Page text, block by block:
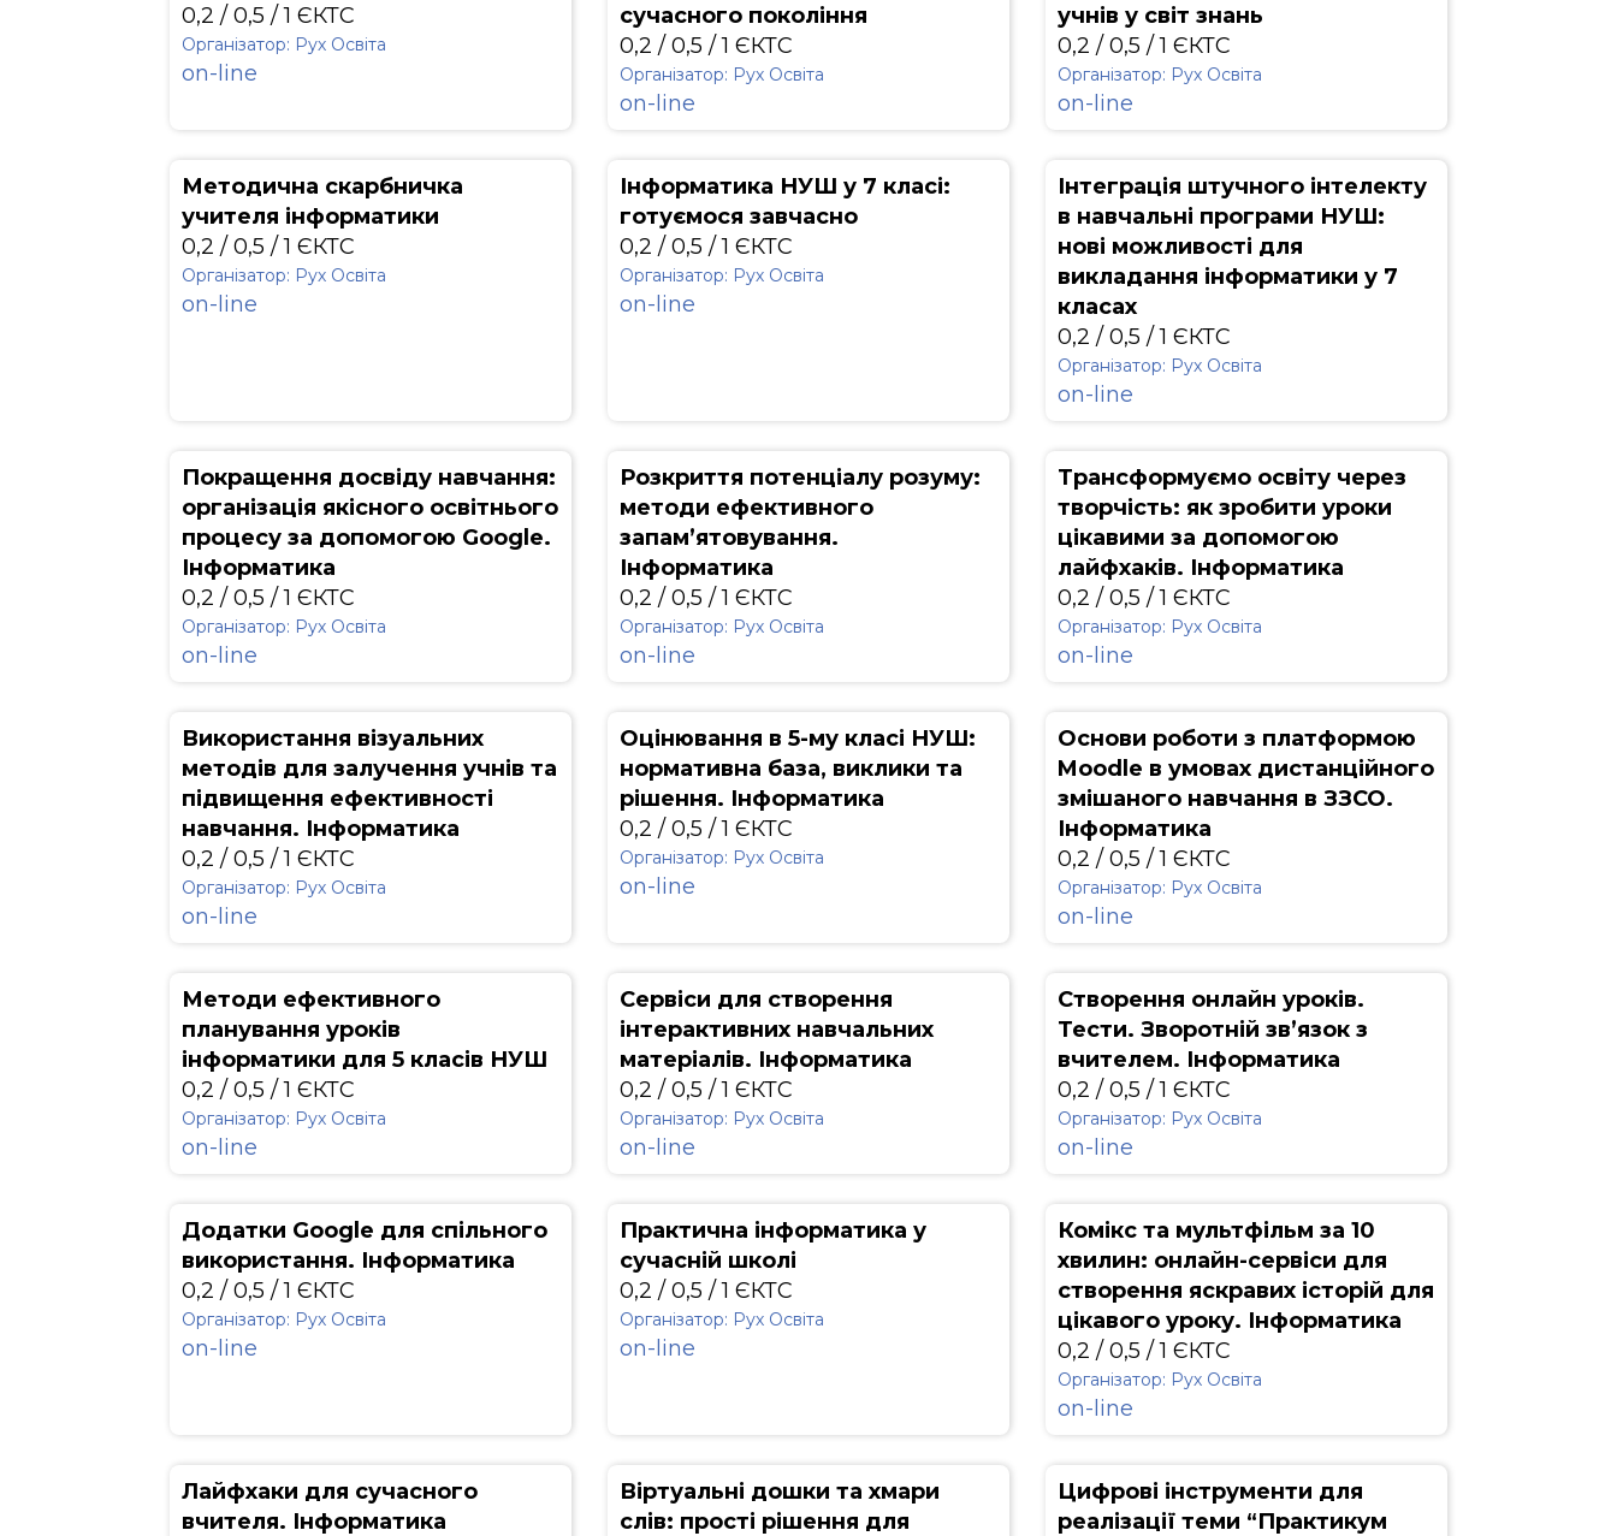
0,2 / 0,5 / 1 ЄКТС
Організатор: Рух Освіта
on-line
сучасного покоління
0,2 / 0,5 / 1 ЄКТС
Організатор: Рух Освіта
on-line
учнів у світ знань
0,2 / 0,5 / 1 ЄКТС
Організатор: Рух Освіта
on-line
Методична скарбничка
учителя інформатики
0,2 / 0,5 / 1 ЄКТС
Організатор: Рух Освіта
on-line
Інформатика НУШ у 7 класі:
готуємося завчасно
0,2 / 0,5 / 1 ЄКТС
Організатор: Рух Освіта
on-line
Інтеграція штучного інтелекту
в навчальні програми НУШ:
нові можливості для
викладання інформатики у 7
класах
0,2 / 0,5 / 1 ЄКТС
Організатор: Рух Освіта
on-line
Покращення досвіду навчання:
організація якісного освітнього
процесу за допомогою Google.
Інформатика
0,2 / 0,5 / 1 ЄКТС
Організатор: Рух Освіта
on-line
Розкриття потенціалу розуму:
методи ефективного
запам’ятовування.
Інформатика
0,2 / 0,5 / 1 ЄКТС
Організатор: Рух Освіта
on-line
Трансформуємо освіту через
творчість: як зробити уроки
цікавими за допомогою
лайфхаків. Інформатика
0,2 / 0,5 / 1 ЄКТС
Організатор: Рух Освіта
on-line
Використання візуальних
методів для залучення учнів та
підвищення ефективності
навчання. Інформатика
0,2 / 0,5 / 1 ЄКТС
Організатор: Рух Освіта
on-line
Оцінювання в 5-му класі НУШ:
нормативна база, виклики та
рішення. Інформатика
0,2 / 0,5 / 1 ЄКТС
Організатор: Рух Освіта
on-line
Основи роботи з платформою
Moodle в умовах дистанційного
змішаного навчання в ЗЗСО.
Інформатика
0,2 / 0,5 / 1 ЄКТС
Організатор: Рух Освіта
on-line
Методи ефективного
планування уроків
інформатики для 5 класів НУШ
0,2 / 0,5 / 1 ЄКТС
Організатор: Рух Освіта
on-line
Сервіси для створення
інтерактивних навчальних
матеріалів. Інформатика
0,2 / 0,5 / 1 ЄКТС
Організатор: Рух Освіта
on-line
Створення онлайн уроків.
Тести. Зворотній зв’язок з
вчителем. Інформатика
0,2 / 0,5 / 1 ЄКТС
Організатор: Рух Освіта
on-line
Додатки Google для спільного
використання. Інформатика
0,2 / 0,5 / 1 ЄКТС
Організатор: Рух Освіта
on-line
Практична інформатика у
сучасній школі
0,2 / 0,5 / 1 ЄКТС
Організатор: Рух Освіта
on-line
Комікс та мультфільм за 10
хвилин: онлайн-сервіси для
створення яскравих історій для
цікавого уроку. Інформатика
0,2 / 0,5 / 1 ЄКТС
Організатор: Рух Освіта
on-line
Лайфхаки для сучасного
вчителя. Інформатика
Віртуальні дошки та хмари
слів: прості рішення для
Цифрові інструменти для
реалізації теми “Практикум